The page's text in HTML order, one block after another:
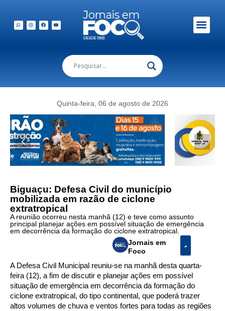
Quinta-feira, 06 de agosto de 2026
Biguaçu: Defesa Civil do município
mobilizada em razão de ciclone
extratropical
A reunião ocorreu nesta manhã (12) e teve como assunto
principal planejar ações em possível situação de emergência
em decorrência da formação do ciclone extratropical.
Jornais em
Foco
A Defesa Civil Municipal reuniu-se na manhã desta quarta-
feira (12), a fim de discutir e planejar ações em possível
situação de emergência em decorrência da formação do
ciclone extratropical, do tipo continental, que poderá trazer
altos volumes de chuva e ventos fortes para todas as regiões